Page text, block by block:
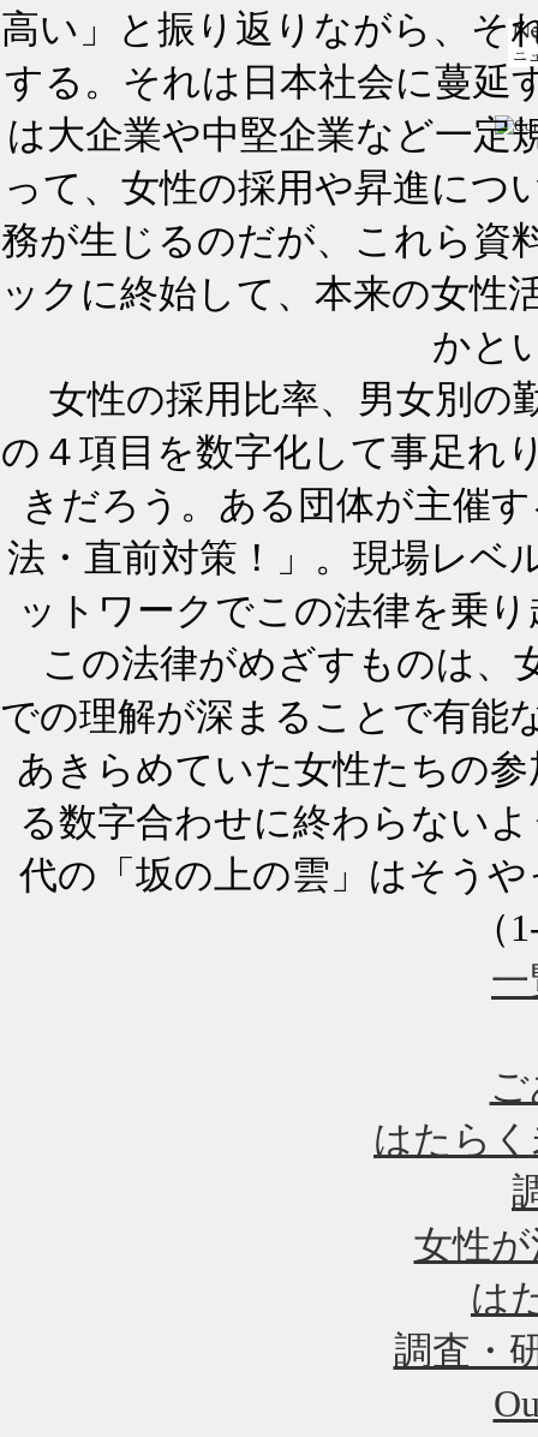
高い」と振り返りながら、そ
する。それは日本社会に蔓延
は大企業や中堅企業など一定
って、女性の採用や昇進につ
務が生じるのだが、これら資
ックに終始して、本来の女性
かと
女性の採用比率、男女別の
の４項目を数字化して事足れ
きだろう。ある団体が主催
法・直前対策！」。現場レベ
ットワークでこの法律を乗
この法律がめざすものは、
での理解が深まることで有能
あきらめていた女性たちの
る数字合わせに終わらない
代の「坂の上の雲」はそう
（
はたら
女性
は
調査・